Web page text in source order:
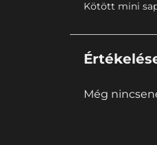
Kötött mini
Még